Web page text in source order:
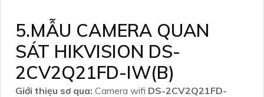
5.MẪU CAMERA QUAN
SÁT HIKVISION DS-
2CV2Q21FD-IW(B)
Giới thiẹu sơ qua: Camera wifi DS-2CV2Q21FD-